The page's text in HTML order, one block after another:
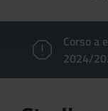
Corso a
2024/